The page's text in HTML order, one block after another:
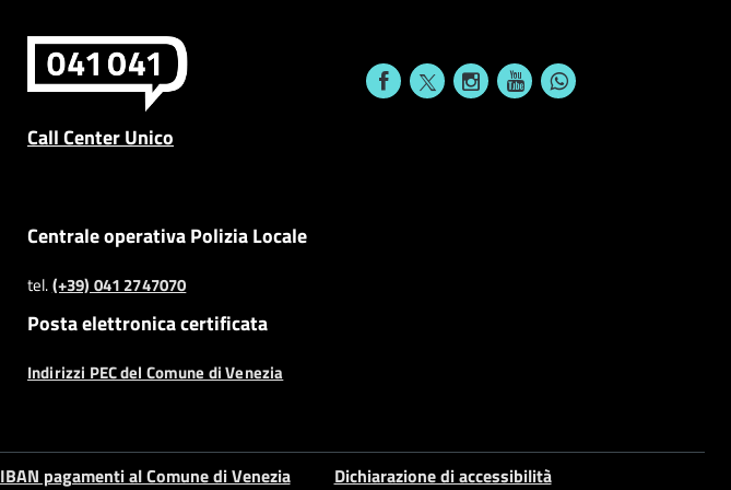
Call Center Unico
Centrale operativa Polizia Locale
tel.(+39) 041 2747070
Posta elettronica certificata
Indirizzi PEC del Comune di Venezia
IBAN pagamenti al Comune di Venezia Dichiarazione di accessibilità